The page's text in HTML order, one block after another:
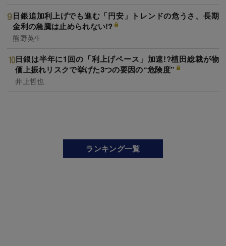
日銀追加利上げでも進む「円安」トレンドの危うさ、長期
金利の急騰は止められない!?
熊野英生
日銀は半年に1回の「利上げペース」加速!?植田総裁が物
価上振れリスクで挙げた3つの要因の“危険度”
井上哲也
ランキング一覧